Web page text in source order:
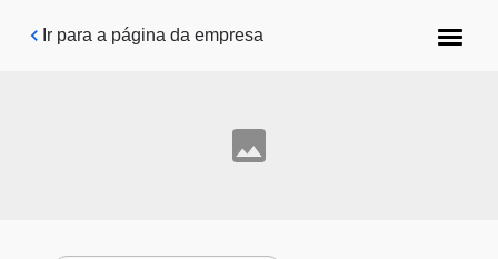
Pular para o conteúdo principal
Ir para a página da empresa